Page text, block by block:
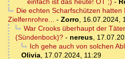
einfach ist das heute! OT ;) -
Die echten Scharfschützen hatten
Zielfernrohre... - Zorro, 16.07.2024,
War Crooks überhaupt der
(Sündenbock)? - nereus,
Ich gehe auch von solchen
Olivia, 17.07.2024, 11:29